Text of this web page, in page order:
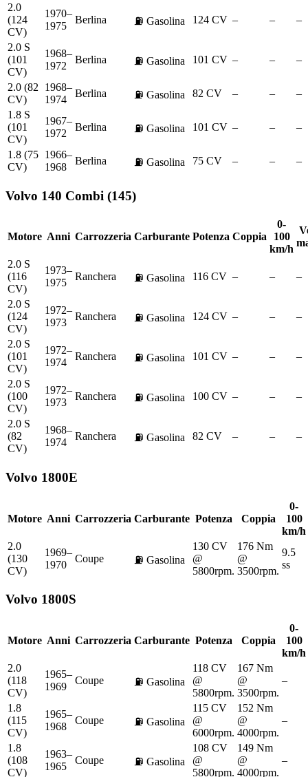
2.0
(124
CV)
1970–
1975
Berlina ⛽ Gasolina 124 CV – – –
2.0 S
(101
CV)
1968–
1972
Berlina ⛽ Gasolina 101 CV – – –
2.0 (82
CV)
1968–
1974
Berlina ⛽ Gasolina 82 CV – –
–
1.8 S
(101
CV)
1967–
1972
Berlina ⛽ Gasolina 101 CV – – –
1.8 (75
CV)
1966–
1968
Berlina ⛽ Gasolina 75 CV – – –
Volvo 140 Combi (145)
Motore Anni Carrozzeria Carburante Potenza Coppia
0-
100
km/h
2.0 S
(116
CV)
1973–
1975
Ranchera ⛽ Gasolina 116 CV – – –
2.0 S
(124
CV)
1972–
1973
Ranchera ⛽ Gasolina 124 CV – – –
2.0 S
(101
CV)
1972–
1974
Ranchera ⛽ Gasolina 101 CV – – –
2.0 S
(100
CV)
1972–
1973
Ranchera ⛽ Gasolina 100 CV – – –
2.0 S
(82
CV)
1968–
1974
Ranchera ⛽ Gasolina 82 CV – – –
Volvo 1800E
Motore Anni Carrozzeria Carburante Potenza Coppia
0-
100
km/h
2.0
(130
CV)
1969–
1970
Coupe ⛽ Gasolina
130 CV
@
5800rpm.
176 Nm
@
3500rpm.
9.5
ss
Volvo 1800S
Motore Anni Carrozzeria Carburante Potenza Coppia
0-
100
km/h
2.0
(118
CV)
1965–
1969
Coupe ⛽ Gasolina
118 CV
@
5800rpm.
167 Nm
@
3500rpm.
–
1.8
(115
CV)
1965–
1968
Coupe ⛽ Gasolina
115 CV
@
6000rpm.
152 Nm
@
4000rpm.
–
1.8
(108
CV)
1963–
1965
Coupe ⛽ Gasolina
108 CV
@
5800rpm.
149 Nm
@
4000rpm.
–